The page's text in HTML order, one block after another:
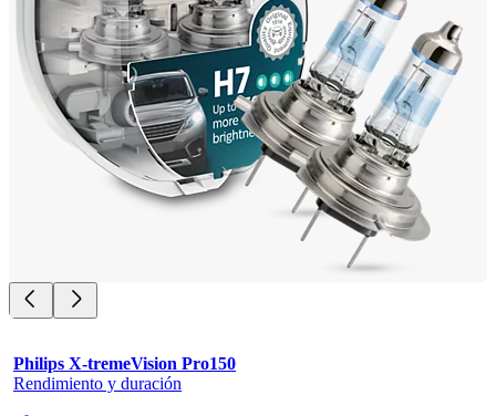
Philips X-tremeVision Pro150
Rendimiento y duración